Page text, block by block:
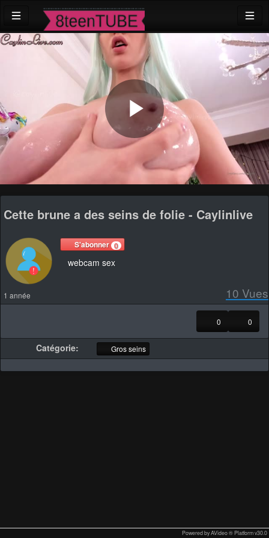
Play
Video
Cette brune a des seins de folie - Caylinlive
S'abonner 0
webcam sex
1 année 10 Vues
0
0
Catégorie: Gros seins
Powered by AVideo ® Platform v30.0